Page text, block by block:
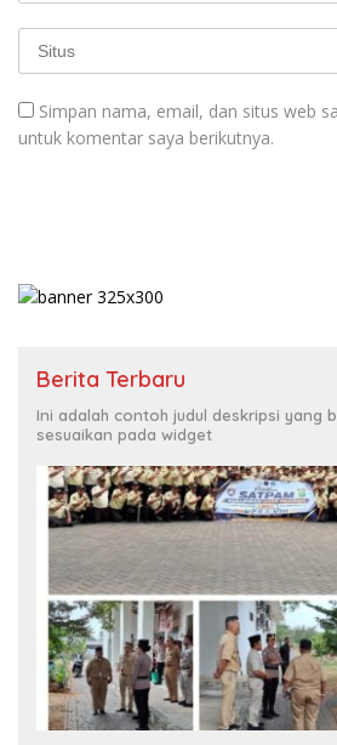
Simpan nama, email, dan situs web
untuk komentar saya berikutnya.
Berita Terbaru
Ini adalah contoh judul deskripsi yang
sesuaikan pada widget